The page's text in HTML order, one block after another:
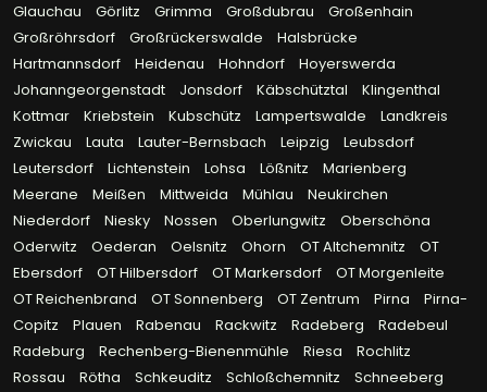
Glauchau
Görlitz Grimma Großdubrau
Großenhain
Großröhrsdorf
Großrückerswalde
Halsbrücke
Hartmannsdorf
Heidenau Hohndorf
Hoyerswerda
Johanngeorgenstadt
Jonsdorf Käbschütztal
Klingenthal
Kottmar
Kriebstein Kubschütz Lampertswalde
Landkreis
Zwickau
Lauta Lauter-Bernsbach Leipzig
Leubsdorf
Leutersdorf
Lichtenstein Lohsa Lößnitz
Marienberg
Meerane
Meißen Mittweida Mühlau
Neukirchen
Niederdorf
Niesky Nossen Oberlungwitz
Oberschöna
Oderwitz
Oederan Oelsnitz Ohorn OT Altchemnitz
OT
Ebersdorf
OT Hilbersdorf OT Markersdorf
OT Morgenleite
OT Reichenbrand
OT Sonnenberg OT Zentrum Pirna
Pirna-
Copitz
Plauen Rabenau Rackwitz Radeberg
Radebeul
Radeburg
Rechenberg-Bienenmühle Riesa
Rochlitz
Rossau
Rötha Schkeuditz Schloßchemnitz
Schneeberg